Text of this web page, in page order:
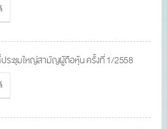
ประชุมใหญ่สามัญผู้ถือหุ้น ครั้งที่ 1/2558